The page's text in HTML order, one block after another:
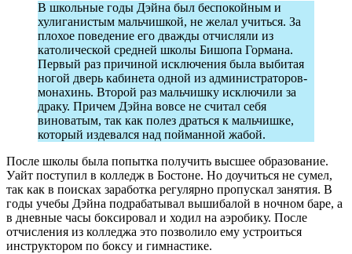
В школьные годы Дэйна был беспокойным и
хулиганистым мальчишкой, не желал учиться. За
плохое поведение его дважды отчисляли из
католической средней школы Бишопа Гормана.
Первый раз причиной исключения была выбитая
ногой дверь кабинета одной из администраторов-
монахинь. Второй раз мальчишку исключили за
драку. Причем Дэйна вовсе не считал себя
виноватым, так как полез драться к мальчишке,
который издевался над пойманной жабой.
После школы была попытка получить высшее образование.
Уайт поступил в колледж в Бостоне. Но доучиться не сумел,
так как в поисках заработка регулярно пропускал занятия. В
годы учебы Дэйна подрабатывал вышибалой в ночном баре, а
в дневные часы боксировал и ходил на аэробику. После
отчисления из колледжа это позволило ему устроиться
инструктором по боксу и гимнастике.